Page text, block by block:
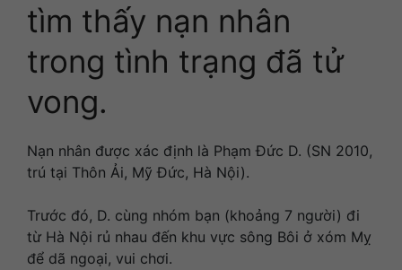
tìm thấy nạn nhân
trong tình trạng đã tử
vong.
Nạn nhân được xác định là Phạm Đức D. (SN 2010,
trú tại Thôn Ải, Mỹ Đức, Hà Nội).
Trước đó, D. cùng nhóm bạn (khoảng 7 người) đi
từ Hà Nội rủ nhau đến khu vực sông Bôi ở xóm Mỵ
để dã ngoại, vui chơi.